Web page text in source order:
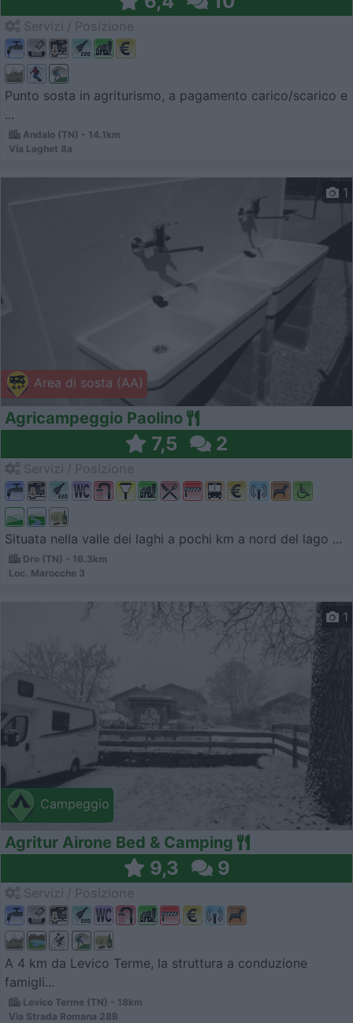
Punto sosta in agriturismo, a pagamento carico/scarico e
...
Andalo (TN) - 14.1km
Via Laghet 8a
Area di sosta (AA)
1
Agricampeggio Paolino
7,5 2
Situata nella valle dei laghi a pochi km a nord del lago ...
Dro (TN) - 16.3km
Loc. Marocche 3
Campeggio
1
Agritur Airone Bed & Camping
9,3 9
A 4 km da Levico Terme, la struttura a conduzione
famigli...
Levico Terme (TN) - 18km
Via Strada Romana 28B